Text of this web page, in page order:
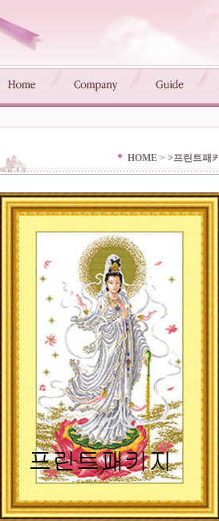
HOME > >프린트패